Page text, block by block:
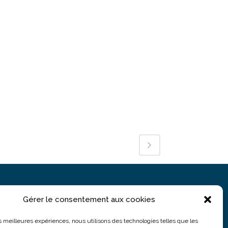
Gérer le consentement aux cookies
meilleures expériences, nous utilisons des technologies telles que les
5 rue du Colonel Moll